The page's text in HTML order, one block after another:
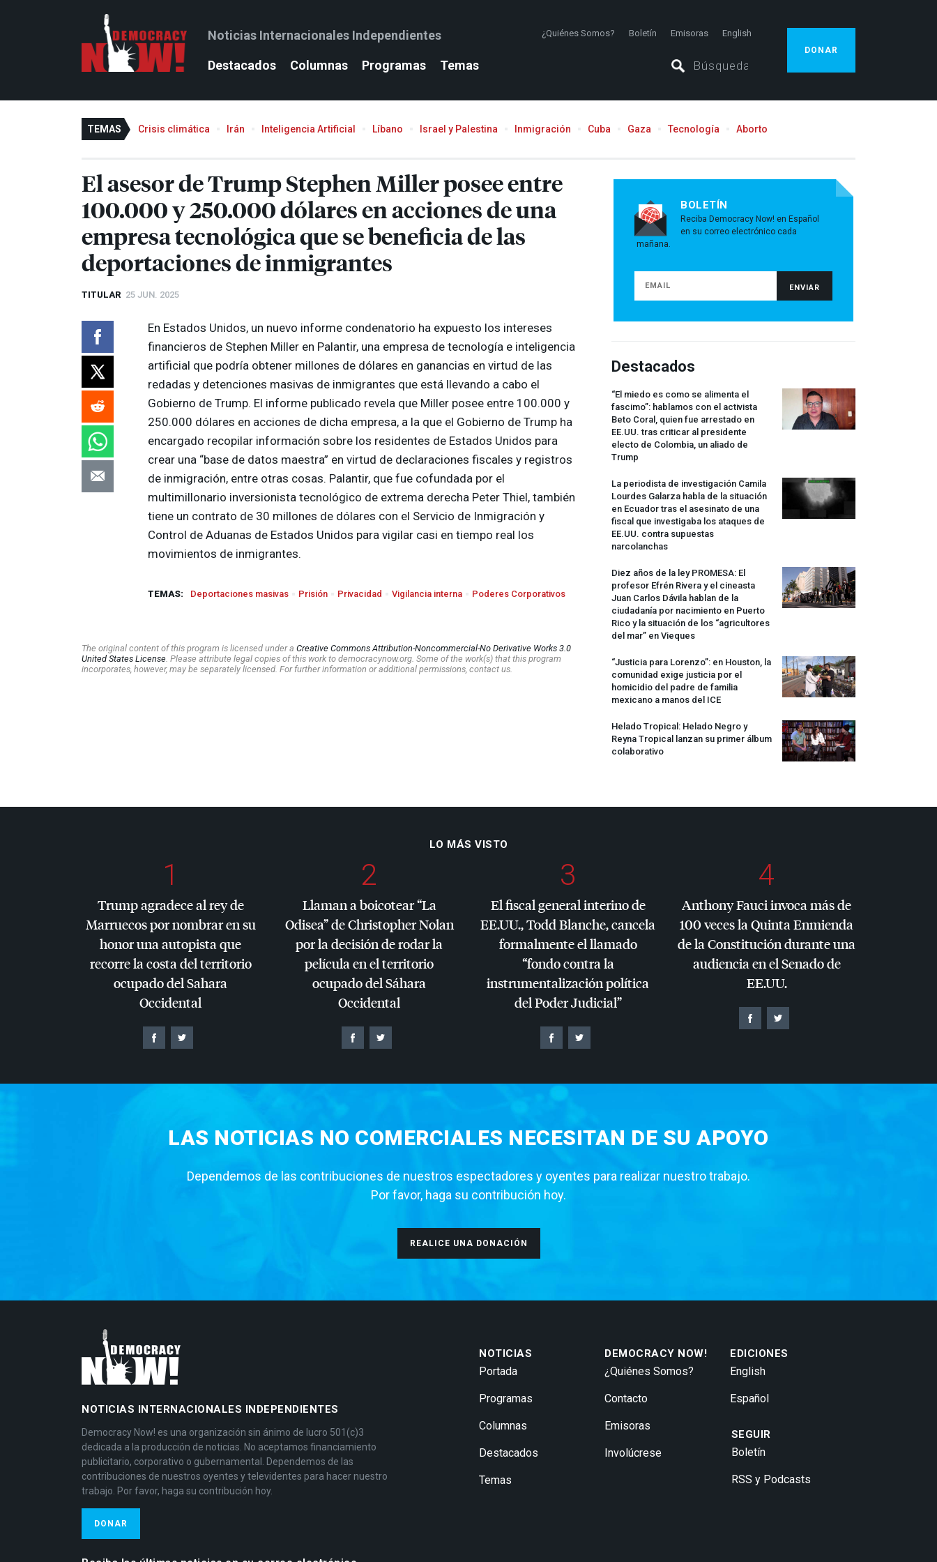
Noticias Internacionales Independientes ¿Quiénes Somos? Boletín Emisoras English
Destacados Columnas Programas Temas
DONAR
TEMAS Crisis climática Irán Inteligencia Artificial Líbano Israel y Palestina Inmigración Cuba Gaza Tecnología Aborto
El asesor de Trump Stephen Miller posee entre
100.000 y 250.000 dólares en acciones de una
empresa tecnológica que se beneficia de las
deportaciones de inmigrantes
TITULAR 25 JUN. 2025
En Estados Unidos, un nuevo informe condenatorio ha expuesto los intereses
financieros de Stephen Miller en Palantir, una empresa de tecnología e inteligencia
artificial que podría obtener millones de dólares en ganancias en virtud de las
redadas y detenciones masivas de inmigrantes que está llevando a cabo el
Gobierno de Trump. El informe publicado revela que Miller posee entre 100.000 y
250.000 dólares en acciones de dicha empresa, a la que el Gobierno de Trump ha
encargado recopilar información sobre los residentes de Estados Unidos para
crear una “base de datos maestra” en virtud de declaraciones fiscales y registros
de inmigración, entre otras cosas. Palantir, que fue cofundada por el
multimillonario inversionista tecnológico de extrema derecha Peter Thiel, también
tiene un contrato de 30 millones de dólares con el Servicio de Inmigración y
Control de Aduanas de Estados Unidos para vigilar casi en tiempo real los
movimientos de inmigrantes.
TEMAS: Deportaciones masivas Prisión Privacidad Vigilancia interna Poderes Corporativos
The original content of this program is licensed under a Creative Commons Attribution-Noncommercial-No Derivative Works 3.0
United States License . Please attribute legal copies of this work to democracynow.org. Some of the work(s) that this program
incorporates, however, may be separately licensed. For further information or additional permissions, contact us.
BOLETÍN
Reciba Democracy Now! en Español
en su correo electrónico cada
mañana.
Destacados
“El miedo es como se alimenta el
fascimo”: hablamos con el activista
Beto Coral, quien fue arrestado en
EE.UU. tras criticar al presidente
electo de Colombia, un aliado de
Trump
La periodista de investigación Camila
Lourdes Galarza habla de la situación
en Ecuador tras el asesinato de una
fiscal que investigaba los ataques de
EE.UU. contra supuestas
narcolanchas
Diez años de la ley PROMESA: El
profesor Efrén Rivera y el cineasta
Juan Carlos Dávila hablan de la
ciudadanía por nacimiento en Puerto
Rico y la situación de los “agricultores
del mar” en Vieques
“Justicia para Lorenzo”: en Houston, la
comunidad exige justicia por el
homicidio del padre de familia
mexicano a manos del ICE
Helado Tropical: Helado Negro y
Reyna Tropical lanzan su primer álbum
colaborativo
LO MÁS VISTO
1
Trump agradece al rey de
Marruecos por nombrar en su
honor una autopista que
recorre la costa del territorio
ocupado del Sahara
Occidental
2
Llaman a boicotear “La
Odisea” de Christopher Nolan
por la decisión de rodar la
película en el territorio
ocupado del Sáhara
Occidental
3
El fiscal general interino de
EE.UU., Todd Blanche, cancela
formalmente el llamado
“fondo contra la
instrumentalización política
del Poder Judicial”
4
Anthony Fauci invoca más de
100 veces la Quinta Enmienda
de la Constitución durante una
audiencia en el Senado de
EE.UU.
LAS NOTICIAS NO COMERCIALES NECESITAN DE SU APOYO
Dependemos de las contribuciones de nuestros espectadores y oyentes para realizar nuestro trabajo.
Por favor, haga su contribución hoy.
REALICE UNA DONACIÓN
NOTICIAS INTERNACIONALES INDEPENDIENTES
Democracy Now! es una organización sin ánimo de lucro 501(c)3
dedicada a la producción de noticias. No aceptamos financiamiento
publicitario, corporativo o gubernamental. Dependemos de las
contribuciones de nuestros oyentes y televidentes para hacer nuestro
trabajo. Por favor, haga su contribución hoy.
DONAR
NOTICIAS
Portada
Programas
Columnas
Destacados
Temas
DEMOCRACY NOW!
¿Quiénes Somos?
Contacto
Emisoras
Involúcrese
EDICIONES
English
Español
SEGUIR
Boletín
RSS y Podcasts